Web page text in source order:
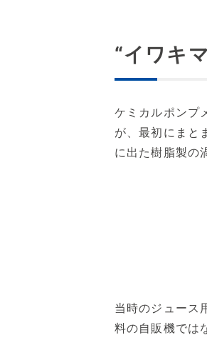
“イワキ
ケミカルポンプ
が、最初にまと
に出た樹脂製の
当時のジュース
料の自販機では